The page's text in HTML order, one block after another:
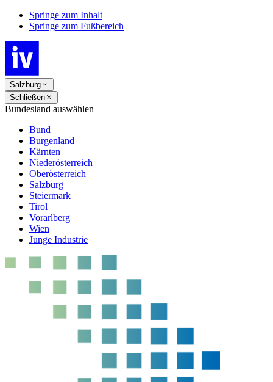
Springe zum Inhalt
Springe zum Fußbereich
Salzburg
Schließen
Bundesland auswählen
Bund
Burgenland
Kärnten
Niederösterreich
Oberösterreich
Salzburg
Steiermark
Tirol
Vorarlberg
Wien
Junge Industrie